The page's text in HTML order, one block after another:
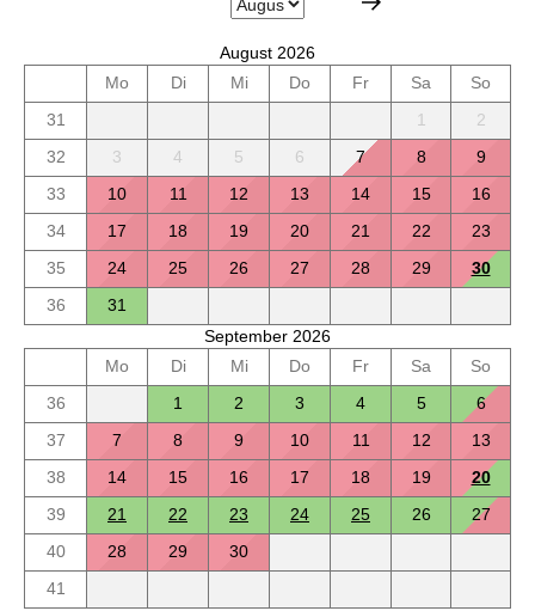
August 2026
Mo
Di Mi Do Fr Sa
So
31
1
2
32
3 4 5 6 7 8
9
33
10 11 12 13 14 15
16
34
17 18 19 20 21 22
23
35
24 25 26 27 28 29
30
36
31
September 2026
Mo
Di Mi Do Fr Sa
So
36
1 2 3 4 5
6
37
7 8 9 10 11 12
13
38
14 15 16 17 18 19
20
39
21 22 23 24 25 26
27
40
28 29
30
41